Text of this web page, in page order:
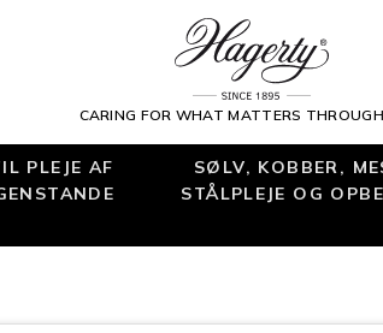
CARING FOR WHAT MATTERS
PLEJE AF
SØLV, KOBBER,
STÅLPLEJE OG